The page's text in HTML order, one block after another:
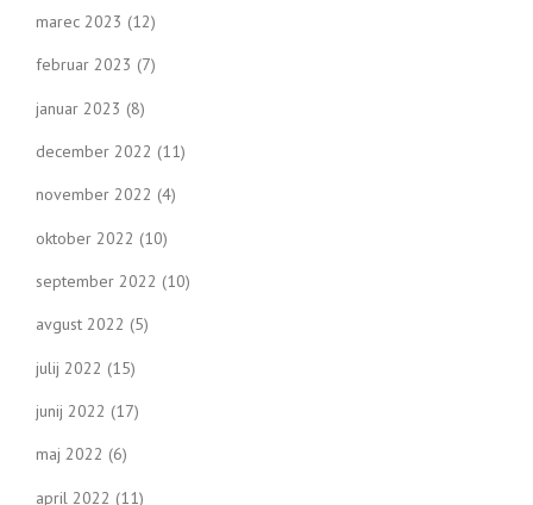
marec 2023 (12)
februar 2023 (7)
januar 2023 (8)
december 2022 (11)
november 2022 (4)
oktober 2022 (10)
september 2022 (10)
avgust 2022 (5)
julij 2022 (15)
junij 2022 (17)
maj 2022 (6)
april 2022 (11)